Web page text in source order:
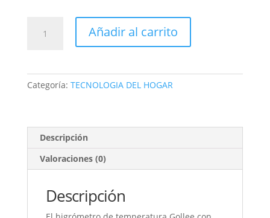
HIGROMETRO
Añadir al carrito
Categoría: TECNOLOGIA DEL HOGAR
Descripción
Valoraciones (0)
Descripción